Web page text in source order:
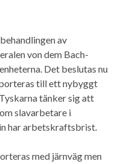
av
von dem Bach-
Det beslutas nu
till ett nybyggt
tänker sig att
slavarbetare i
har arbetskraftsbrist.
med järnväg men